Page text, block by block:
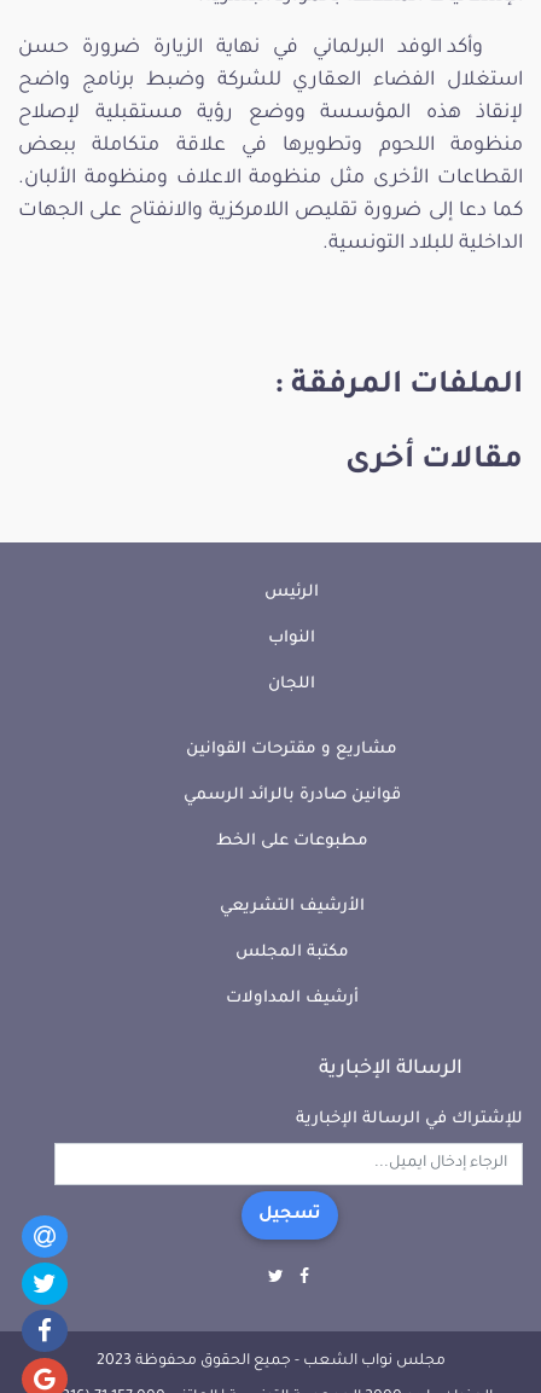
وأكد الوفد البرلماني في نهاية الزيارة ضرورة حسن
استغلال الفضاء العقاري للشركة وضبط برنامج واضح
لإنقاذ هذه المؤسسة ووضع رؤية مستقبلية لإصلاح
منظومة اللحوم وتطويرها في علاقة متكاملة ببعض
القطاعات الأخرى مثل منظومة الاعلاف ومنظومة الألبان.
كما دعا إلى ضرورة تقليص اللامركزية والانفتاح على الجهات
الداخلية للبلاد التونسية.
الملفات المرفقة :
مقالات أخرى
الرئيس
النواب
اللجان
مشاريع و مقترحات القوانين
قوانين صادرة بالرائد الرسمي
مطبوعات على الخط
الأرشيف التشريعي
مكتبة المجلس
أرشيف المداولات
الرسالة الإخبارية
للإشتراك في الرسالة الإخبارية
تسجيل
مجلس نواب الشعب - جميع الحقوق محفوظة 2023